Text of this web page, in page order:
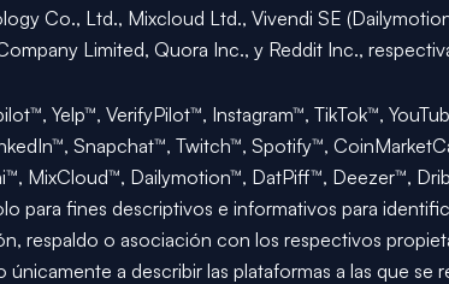
Co., Ltd., Mixcloud Ltd., Vivendi SE
Limited, Quora Inc., y Reddit Inc.,
Yelp™, VerifyPilot™, Instagram™, TikTok™,
Snapchat™, Twitch™, Spotify™,
MixCloud™, Dailymotion™, DatPiff™, Deezer™,
para fines descriptivos e informativos para
respaldo o asociación con los respectivos
a describir las plataformas a las que se